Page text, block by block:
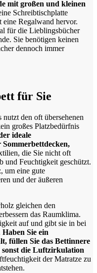
mit großen und kleinen
Schreibtischplatte
eine Regalwand hervor.
für die Lieblingsbücher
Sie benötigen keinen
dennoch immer
für Sie
den oft übersehenen
großes Platzbedürfnis
ideale
die Sie nicht oft
und Feuchtigkeit geschützt.
um eine gute
und der äußeren
gleichen den
das Raumklima.
auf und gibt sie in bei
Haben Sie ein
füllen Sie das Bettinnere
sonst die Luftzirkulation
der Matratze zu